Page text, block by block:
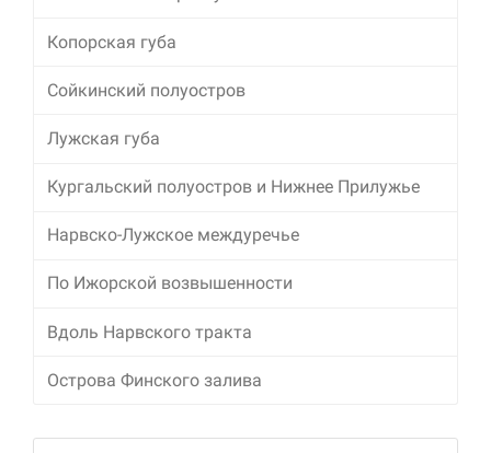
Копорская губа
Сойкинский полуостров
Лужская губа
Кургальский полуостров и Нижнее Прилужье
Нарвско-Лужское междуречье
По Ижорской возвышенности
Вдоль Нарвского тракта
Острова Финского залива
Делясь своими
информацией о вашем
предложения.